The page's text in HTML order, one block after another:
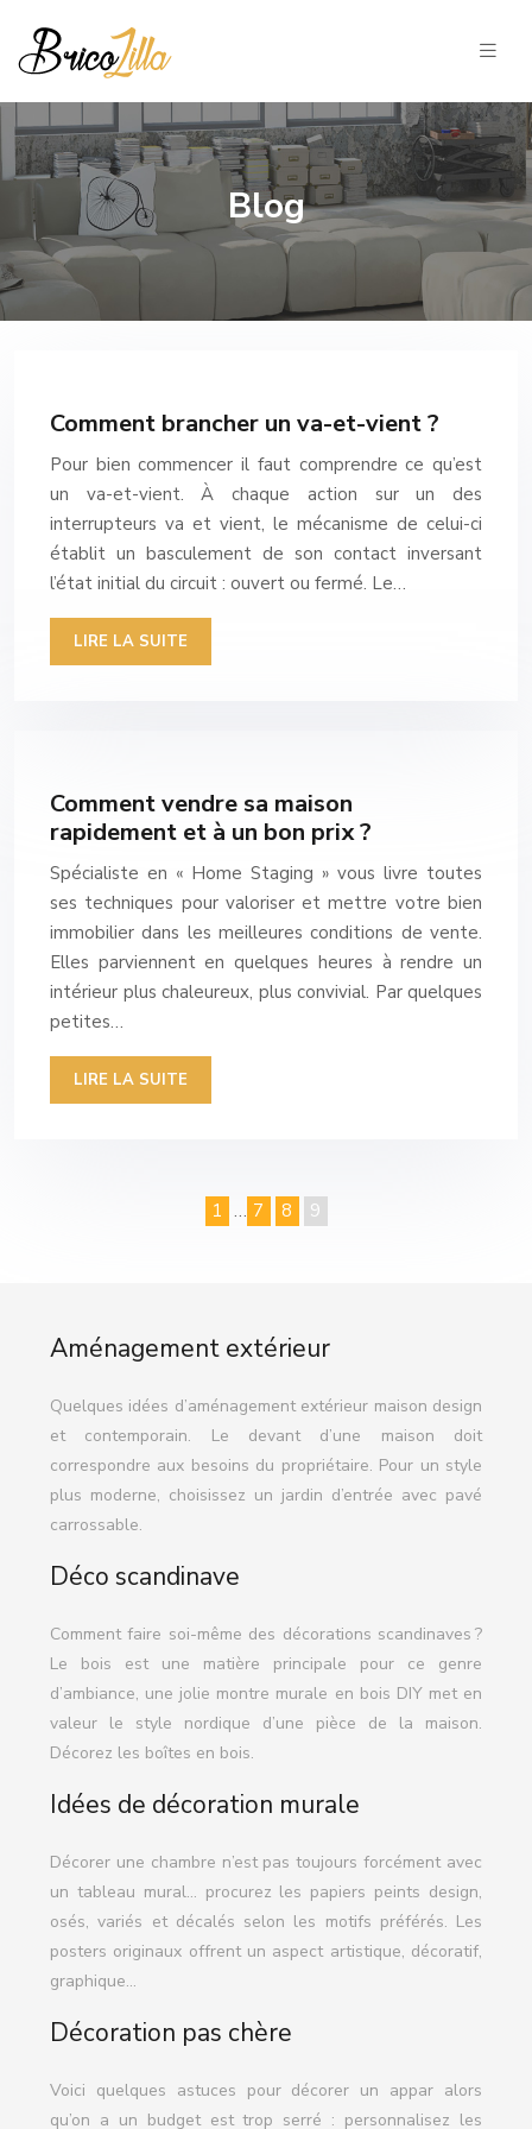
Blog
Comment brancher un va-et-vient ?
Pour bien commencer il faut comprendre ce qu’est
un va-et-vient. À chaque action sur un des
interrupteurs va et vient, le mécanisme de celui-ci
établit un basculement de son contact inversant
l’état initial du circuit : ouvert ou fermé. Le…
LIRE LA SUITE
Comment vendre sa maison
rapidement et à un bon prix ?
Spécialiste en « Home Staging » vous livre toutes
ses techniques pour valoriser et mettre votre bien
immobilier dans les meilleures conditions de vente.
Elles parviennent en quelques heures à rendre un
intérieur plus chaleureux, plus convivial. Par quelques
petites…
LIRE LA SUITE
1 … 7 8 9
Aménagement extérieur
Quelques idées d’aménagement extérieur maison design
et contemporain. Le devant d’une maison doit
correspondre aux besoins du propriétaire. Pour un style
plus moderne, choisissez un jardin d’entrée avec pavé
carrossable.
Déco scandinave
Comment faire soi-même des décorations scandinaves ?
Le bois est une matière principale pour ce genre
d’ambiance, une jolie montre murale en bois DIY met en
valeur le style nordique d’une pièce de la maison.
Décorez les boîtes en bois.
Idées de décoration murale
Décorer une chambre n’est pas toujours forcément avec
un tableau mural… procurez les papiers peints design,
osés, variés et décalés selon les motifs préférés. Les
posters originaux offrent un aspect artistique, décoratif,
graphique…
Décoration pas chère
Voici quelques astuces pour décorer un appar alors
qu’on a un budget est trop serré : personnalisez les